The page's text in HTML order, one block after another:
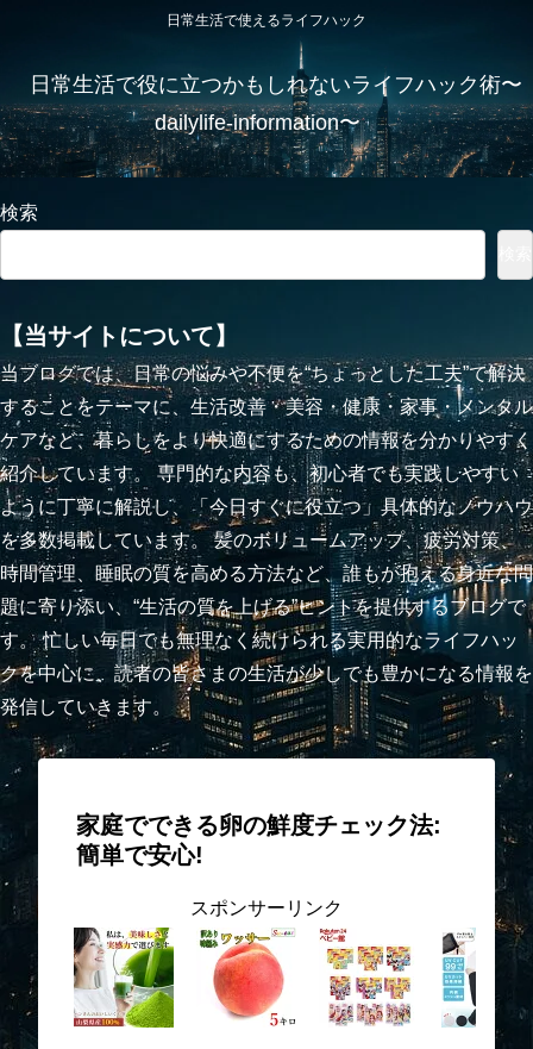
日常生活で使えるライフハック
日常生活で役に立つかもしれないライフハック術〜
dailylife-information〜
検索
【当サイトについて】
当ブログでは、日常の悩みや不便を“ちょっとした工夫”で解決
することをテーマに、生活改善・美容・健康・家事・メンタル
ケアなど、暮らしをより快適にするための情報を分かりやすく
紹介しています。 専門的な内容も、初心者でも実践しやすい
ように丁寧に解説し、「今日すぐに役立つ」具体的なノウハウ
を多数掲載しています。 髪のボリュームアップ、疲労対策、
時間管理、睡眠の質を高める方法など、誰もが抱える身近な問
題に寄り添い、“生活の質を上げる”ヒントを提供するブログで
す。 忙しい毎日でも無理なく続けられる実用的なライフハッ
クを中心に、読者の皆さまの生活が少しでも豊かになる情報を
発信していきます。
家庭でできる卵の鮮度チェック法:
簡単で安心!
スポンサーリンク